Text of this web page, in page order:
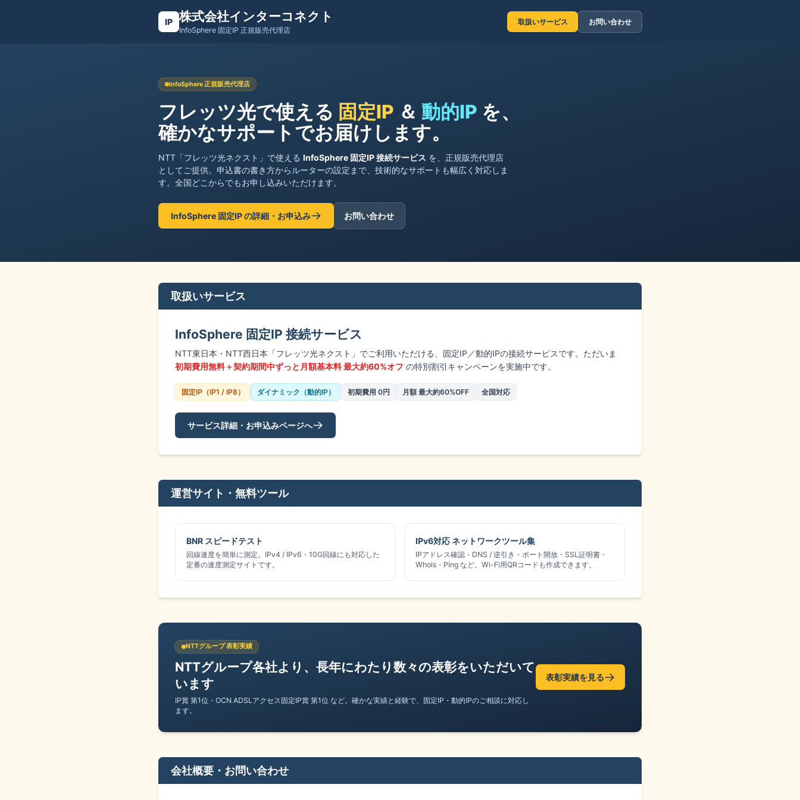
IP 株式会社インターコネクト
InfoSphere 固定IP 正規販売代理店
取扱いサービス お問い合わせ
InfoSphere 正規販売代理店
フレッツ光で使える 固定IP ＆ 動的IP を、
確かなサポートでお届けします。
NTT「フレッツ光ネクスト」で使える InfoSphere 固定IP 接続サービス を、正規販売代理店
としてご提供。申込書の書き方からルーターの設定まで、技術的なサポートも幅広く対応しま
す。全国どこからでもお申し込みいただけます。
InfoSphere 固定IP の詳細・お申込み お問い合わせ
取扱いサービス
InfoSphere 固定IP 接続サービス
NTT東日本・NTT西日本「フレッツ光ネクスト」でご利用いただける、固定IP／動的IPの接続サービスです。ただいま
初期費用無料＋契約期間中ずっと月額基本料 最大約60%オフ の特別割引キャンペーンを実施中です。
固定IP（IP1 / IP8） ダイナミック（動的IP） 初期費用 0円 月額 最大約60%OFF 全国対応
サービス詳細・お申込みページへ
運営サイト・無料ツール
BNR スピードテスト
回線速度を簡単に測定。IPv4 / IPv6・10G回線にも対応した
定番の速度測定サイトです。
IPv6対応 ネットワークツール集
IPアドレス確認・DNS / 逆引き・ポート開放・SSL証明書・
Whois・Ping など。Wi-Fi用QRコードも作成できます。
NTTグループ 表彰実績
NTTグループ各社より、長年にわたり数々の表彰をいただいて
います
IP賞 第1位・OCN ADSLアクセス固定IP賞 第1位 など。確かな実績と経験で、固定IP・動的IPのご相談に対応し
ます。
表彰実績を見る
会社概要・お問い合わせ